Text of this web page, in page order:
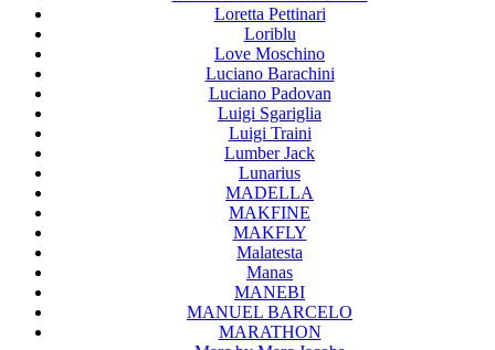
Loretta Pettinari
Loriblu
Love Moschino
Luciano Barachini
Luciano Padovan
Luigi Sgariglia
Luigi Traini
Lumber Jack
Lunarius
MADELLA
MAKFINE
MAKFLY
Malatesta
Manas
MANEBI
MANUEL BARCELO
MARATHON